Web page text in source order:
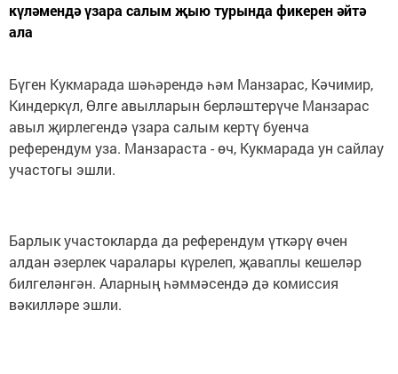
күләмендә үзара салым җыю турында фикерен әйтә
ала
Бүген Кукмарада шәһәрендә һәм Манзарас, Кәчимир,
Киндеркүл, Өлге авылларын берләштерүче Манзарас
авыл җирлегендә үзара салым кертү буенча
референдум уза. Манзараста - өч, Кукмарада ун сайлау
участогы эшли.
Барлык участокларда да референдум үткәрү өчен
алдан әзерлек чаралары күрелеп, җаваплы кешеләр
билгеләнгән. Аларның һәммәсендә дә комиссия
вәкилләре эшли.